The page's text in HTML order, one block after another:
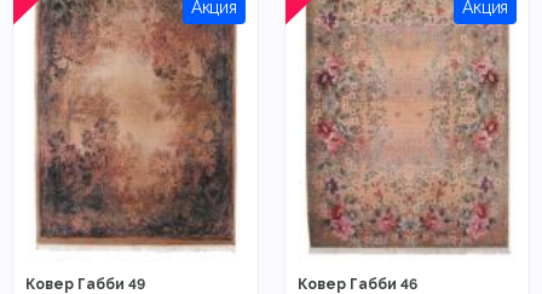
Ковер Габби 49 Ковер Габби 46